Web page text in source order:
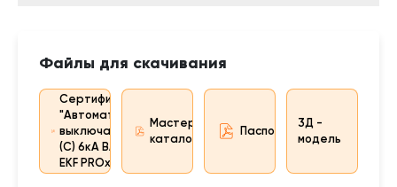
Файлы для скачивания
Сертификат
"Автоматический
выключатель 4P 5А
(C) 6кА ВА 47-63N
EKF PROxima"
Мастер-
каталог
Паспорт
3Д -
модель